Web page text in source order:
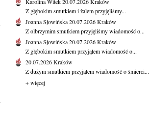
Z głębokim smutkiem i żalem przyjęliśmy...
Joanna Słowińska20.07.2026Kraków
Z olbrzymim smutkiem przyjęliśmy wiadomość o...
Joanna Słowińska20.07.2026Kraków
Z głębokim smutkiem przyjąłem wiadomość o...
20.07.2026Kraków
Z dużym smutkiem przyjąłem wiadomość o śmierci...
+ więcej